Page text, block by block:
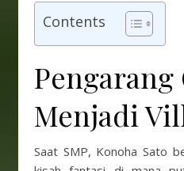
Contents
Menjadi
Saat SMP, Konoha Sato